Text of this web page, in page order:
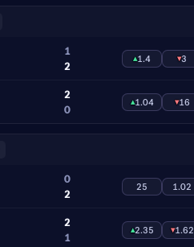
1
2
▴1.4 ▾3
2
0
▴1.04 ▾16
0
2
25 1.02
2
1
▴2.35 ▾1.62